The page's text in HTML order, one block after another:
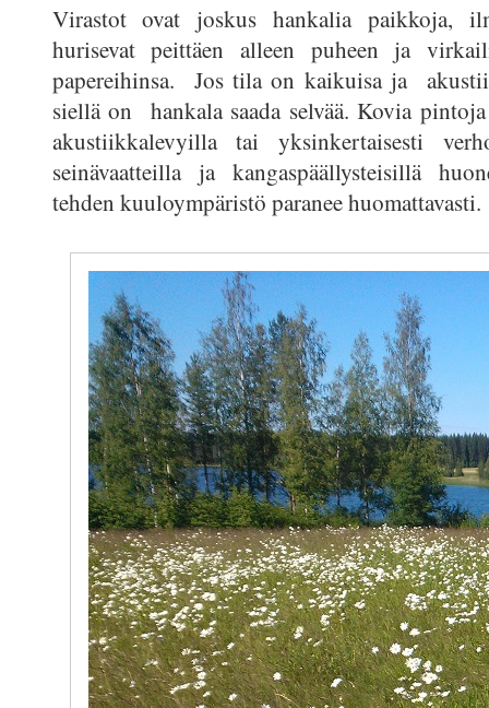
Virastot ovat joskus hankalia paikkoja,
hurisevat peittäen alleen puheen ja
papereihinsa. Jos tila on kaikuisa ja
siellä on hankala saada selvää. Kovia
akustiikkalevyilla tai yksinkertaisesti
seinävaatteilla ja kangaspäällysteisillä
tehden kuuloympäristö paranee huomattavasti.